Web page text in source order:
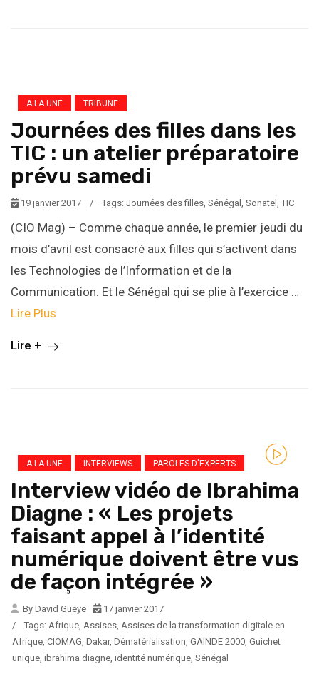
A LA UNE TRIBUNE
Journées des filles dans les
TIC : un atelier préparatoire
prévu samedi
19 janvier 2017 / Tags: Journées des filles, Sénégal , Sonatel , TIC
(CIO Mag) – Comme chaque année, le premier jeudi du
mois d’avril est consacré aux filles qui s’activent dans
les Technologies de l’Information et de la
Communication. Et le Sénégal qui se plie à l’exercice …
Lire Plus
Lire +
A LA UNE INTERVIEWS PAROLES D'EXPERTS
Interview vidéo de Ibrahima
Diagne : « Les projets
faisant appel à l’identité
numérique doivent être vus
de façon intégrée »
By David Gueye
17 janvier 2017
/
Tags: Afrique, Assises, Assises de la transformation digitale en
Afrique, CIOMAG, Dakar, Dématérialisation, GAINDE 2000, Guichet
unique, ibrahima diagne, identité numérique, Sénégal